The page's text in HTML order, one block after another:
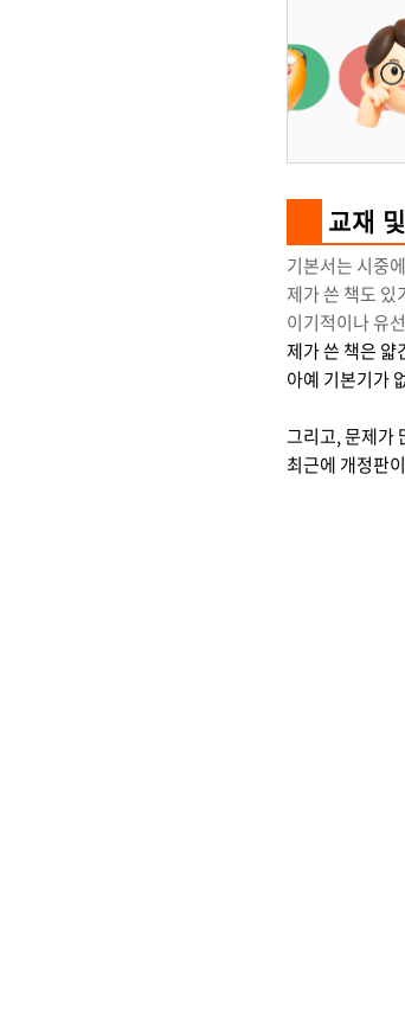
교재
기본서는 시중
제가 쓴 책도 있
이기적이나 유
제가 쓴 책은 얇
아예 기본기가
그리고, 문제가
최근에 개정판